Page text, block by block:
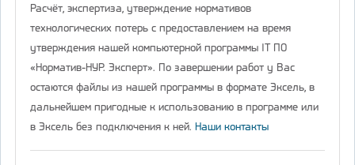
Расчёт, экспертиза, утверждение нормативов
технологических потерь с предоставлением на время
утверждения нашей компьютерной программы IT ПО
«Норматив-НУР. Эксперт». По завершении работ у Вас
остаются файлы из нашей программы в формате Эксель, в
дальнейшем пригодные к использованию в программе или
в Эксель без подключения к ней. Наши контакты